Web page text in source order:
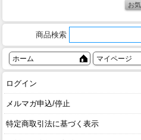
商品検索
ホーム マイページ
ログイン
メルマガ申込/停止
特定商取引法に基づく表示